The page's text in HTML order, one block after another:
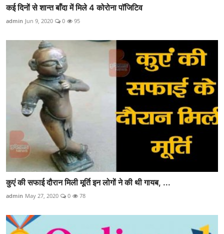
कई दिनों से शान्त बाँदा में मिले 4 कोरोना पाॅजिटिव
admin Jun 9, 2020 0 95
कुएं की सफाई दौरान मिली मूर्ति इन लोगों ने की थी गायब, ...
admin May 27, 2020 0 78